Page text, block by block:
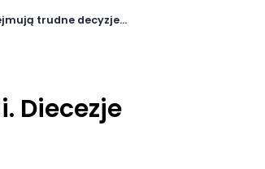
trudne decyzje…
Diecezje